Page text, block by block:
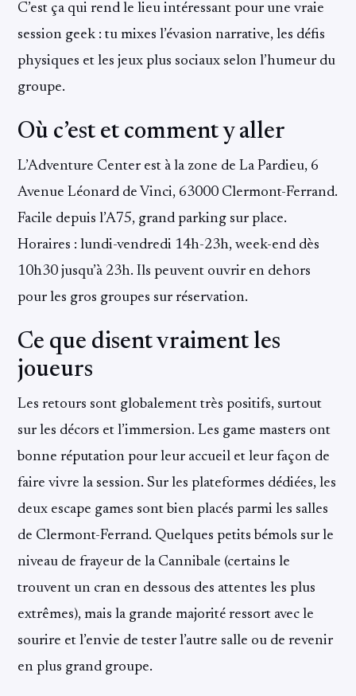
C’est ça qui rend le lieu intéressant pour une vraie
session geek : tu mixes l’évasion narrative, les défis
physiques et les jeux plus sociaux selon l’humeur du
groupe.
Où c’est et comment y aller
L’Adventure Center est à la zone de La Pardieu, 6
Avenue Léonard de Vinci, 63000 Clermont-Ferrand.
Facile depuis l’A75, grand parking sur place.
Horaires : lundi-vendredi 14h-23h, week-end dès
10h30 jusqu’à 23h. Ils peuvent ouvrir en dehors
pour les gros groupes sur réservation.
Ce que disent vraiment les
joueurs
Les retours sont globalement très positifs, surtout
sur les décors et l’immersion. Les game masters ont
bonne réputation pour leur accueil et leur façon de
faire vivre la session. Sur les plateformes dédiées, les
deux escape games sont bien placés parmi les salles
de Clermont-Ferrand. Quelques petits bémols sur le
niveau de frayeur de la Cannibale (certains le
trouvent un cran en dessous des attentes les plus
extrêmes), mais la grande majorité ressort avec le
sourire et l’envie de tester l’autre salle ou de revenir
en plus grand groupe.